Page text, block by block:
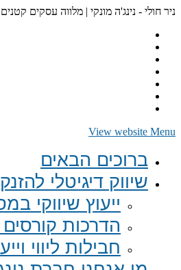
ניר חולי - נינג'ה מונקי | מלווה עסקים
View website Menu
ברוכים הבאים
שיווק דיגיטלי
ייעוץ שיווקי
הדרכות קורסים
חבילות ליווי